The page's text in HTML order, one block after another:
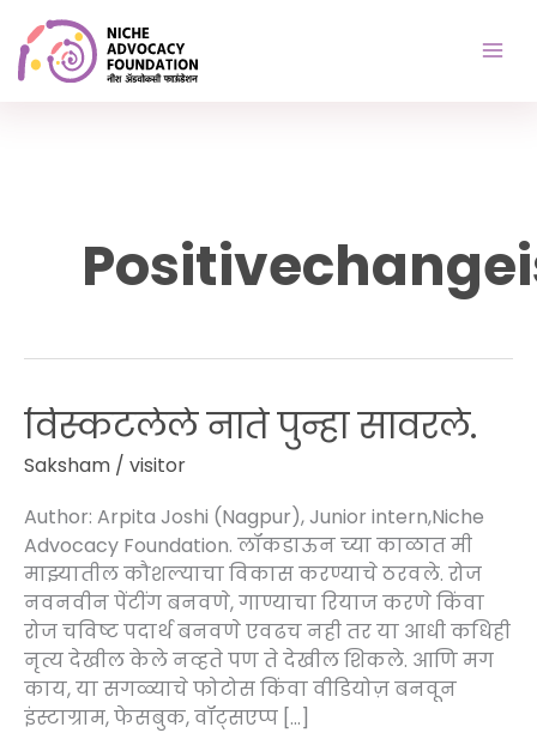
content
विस्कटलेले नाते पुन्हा सावरले.
Saksham / visitor
Author: Arpita Joshi (Nagpur), Junior intern,Niche
Advocacy Foundation. लॉकडाऊन च्या काळात मी
माझ्यातील कौशल्याचा विकास करण्याचे ठरवले. रोज
नवनवीन पेंटींग बनवणे, गाण्याचा रियाज करणे किंवा
रोज चविष्ट पदार्थ बनवणे एवढच नही तर या आधी कधिही
नृत्य देखील केले नव्हते पण ते देखील शिकले. आणि मग
काय, या सगळ्याचे फोटोस किंवा वीडियोज़ बनवून
इंस्टाग्राम, फेसबुक, वॉट्सएप्प […]
विस्कटलेले
नाते
पुन्हा
सावरले.